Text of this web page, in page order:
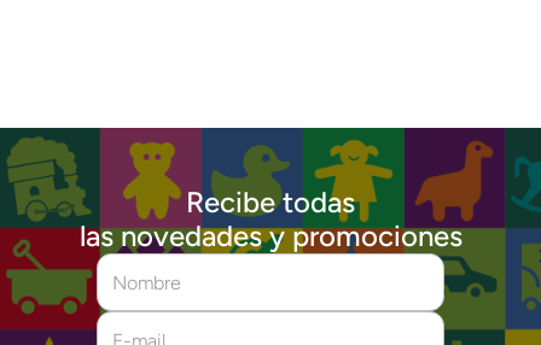
Recibe todas
las novedades y promociones